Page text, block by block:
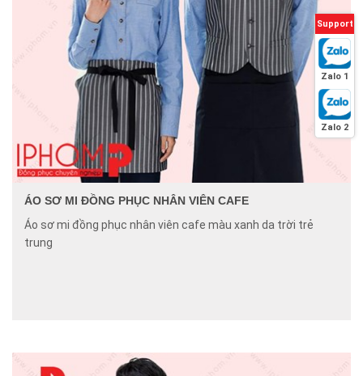
ÁO SƠ MI ĐỒNG PHỤC NHÂN VIÊN CAFE
Áo sơ mi đồng phục nhân viên cafe màu xanh da trời trẻ
trung
Support
Zalo 1
Zalo 2